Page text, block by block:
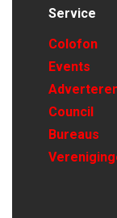
Service
Colofon
Events
Council
Bureaus